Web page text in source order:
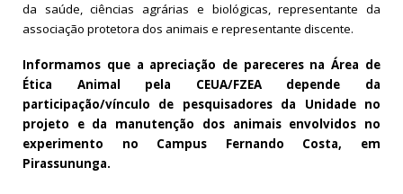
da saúde, ciências agrárias e biológicas, representante da
associação protetora dos animais e representante discente.
Informamos que a apreciação de pareceres na Área de
Ética Animal pela CEUA/FZEA depende da
participação/vínculo de pesquisadores da Unidade no
projeto e da manutenção dos animais envolvidos no
experimento no Campus Fernando Costa, em
Pirassununga.